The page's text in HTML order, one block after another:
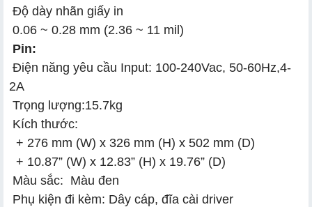
Độ dày nhãn giấy in
0.06 ~ 0.28 mm (2.36 ~ 11 mil)
Pin:
Điện năng yêu cầu Input: 100-240Vac, 50-60Hz,4-
2A
Trọng lượng:15.7kg
Kích thước:
+ 276 mm (W) x 326 mm (H) x 502 mm (D)
+ 10.87” (W) x 12.83” (H) x 19.76” (D)
Màu sắc: Màu đen
Phụ kiện đi kèm: Dây cáp, đĩa cài driver